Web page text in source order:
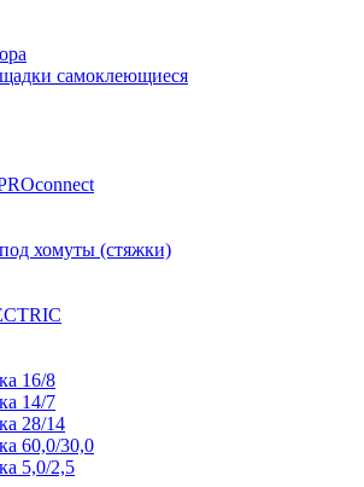
самоклеющиеся
хомуты (стяжки)
16/8
14/7
28/14
60,0/30,0
5,0/2,5